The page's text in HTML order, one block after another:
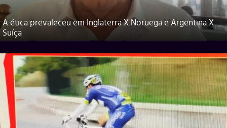
A ética prevaleceu em Inglaterra X Noruega e Argentina X
Suíça